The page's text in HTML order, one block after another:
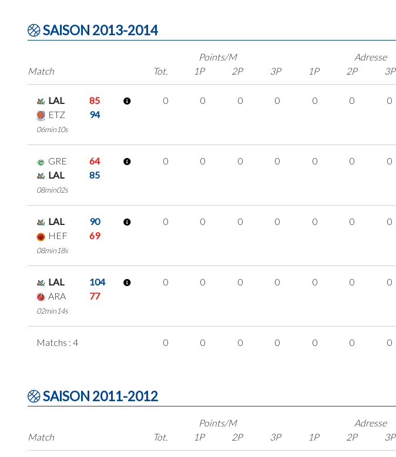
SAISON 2013-2014
Match
Points/M
Tot.
1P 2P 3P
Adresse
1P
2P 3P
LAL
85
ETZ
94
06min10s
0 0 0 0 0 0 0
GRE
64
LAL
85
08min02s
0 0 0 0 0 0 0
LAL
90
HEF
69
08min18s
0 0 0 0 0 0 0
LAL
104
ARA
77
02min14s
0 0 0 0 0 0 0
Matchs : 4 0 0 0 0 0 0 0
SAISON 2011-2012
Match
Points/M
Tot.
1P 2P 3P
Adresse
1P
2P 3P